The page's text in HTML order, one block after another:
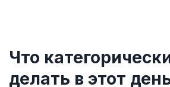
Что
делать в этот